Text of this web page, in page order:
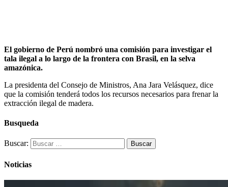
El gobierno de Perú nombró una comisión para investigar el
tala ilegal a lo largo de la frontera con Brasil, en la selva
amazónica.
La presidenta del Consejo de Ministros, Ana Jara Velásquez, dice
que la comisión tenderá todos los recursos necesarios para frenar la
extracción ilegal de madera.
Busqueda
Buscar:
Noticias